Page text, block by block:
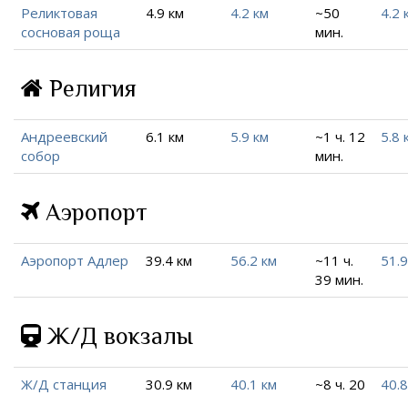
Реликтовая
сосновая роща
4.9 км 4.2 км
~50
мин.
4.2
Религия
Андреевский
собор
6.1 км 5.9 км
~1 ч. 12
мин.
5.8
Аэропорт
Аэропорт Адлер 39.4 км 56.2 км
~11 ч.
39 мин.
Ж/Д вокзалы
Ж/Д станция
30.9 км 40.1 км
~8 ч. 20